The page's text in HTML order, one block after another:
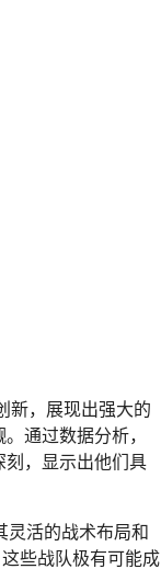
新，展现出强大的
通过数据分析，
刻，显示出他们具
灵活的战术布局和
些战队极有可能成